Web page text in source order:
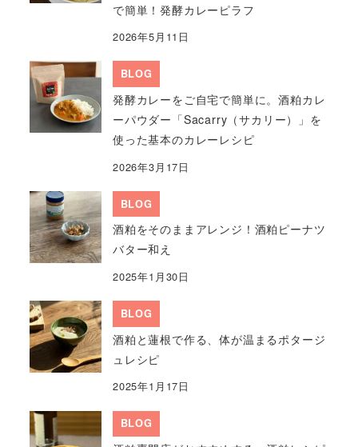
で簡単！発酵カレーピラフ
2026年5月11日
BLOG
発酵カレーをご自宅で簡単に。酒粕カレ
ーパウダー「Sacarry（サカリー）」を
使った基本のカレーレシピ
2026年3月17日
BLOG
酒粕をそのままアレンジ！酒粕ピーナツ
バター和え
2025年1月30日
BLOG
酒粕と蓮根で作る、体が温まるポタージ
ュレシピ
2025年1月17日
BLOG